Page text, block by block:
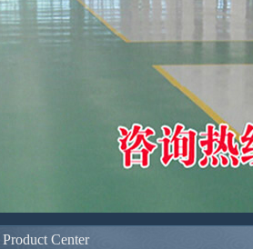
Center